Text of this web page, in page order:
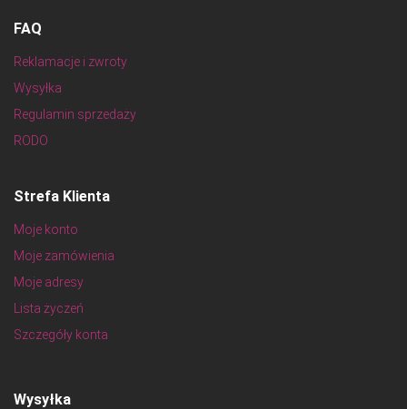
FAQ
Reklamacje i zwroty
Wysyłka
Regulamin sprzedaży
RODO
Strefa Klienta
Moje konto
Moje zamówienia
Moje adresy
Lista życzeń
Szczegóły konta
Wysyłka